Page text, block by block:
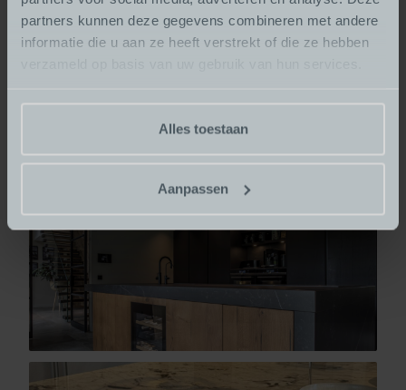
partners kunnen deze gegevens combineren met andere
informatie die u aan ze heeft verstrekt of die ze hebben
Alles toestaan
Aanpassen